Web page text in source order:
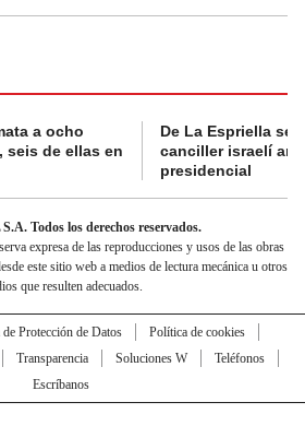
a ocho
seis de ellas en
De La Espriella se
canciller israelí
presidencial
Todos los derechos reservados.
expresa de las reproducciones y usos de las obras
este sitio web a medios de lectura mecánica u otros
que resulten adecuados.
Protección de Datos
Política de cookies
Transparencia Soluciones W
Teléfonos
Escríbanos